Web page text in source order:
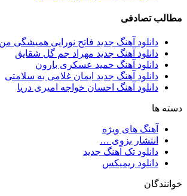
مطالب تصادفی
دانلود آهنگ جدید فاتح نورایی همیشگی من
دانلود آهنگ جدید مهراد جم گل شقایق
دانلود آهنگ حمید عسکری بارون
دانلود آهنگ جدید ایمان غلامی به سلامتی
دانلود آهنگ احسان خواجه امیری دریا
دسته ها
آهنگ های ویژه
انتشار بزوی …
دانلود تک آهنگ جدید
دانلود ریمیکس
خوانندگان